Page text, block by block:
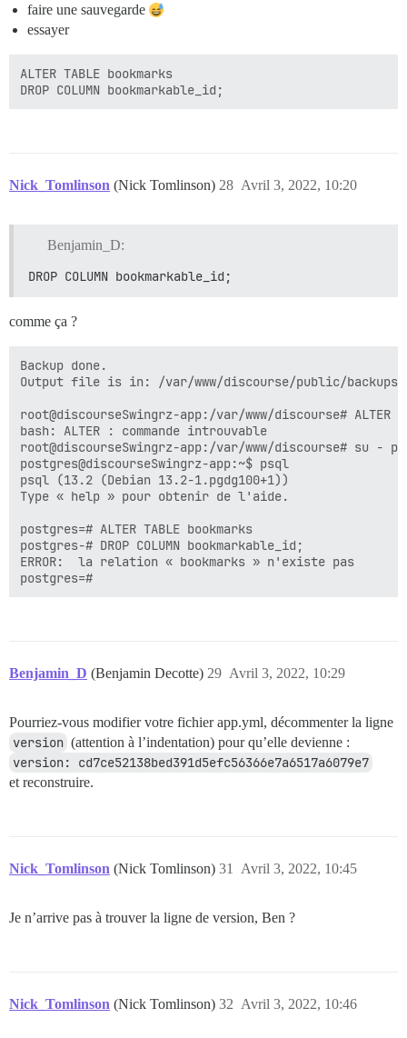
faire une sauvegarde
essayer
ALTER TABLE bookmarks
Nick_Tomlinson (Nick Tomlinson) Avril 3, 2022, 10:20
28
Benjamin_D:
DROP COLUMN bookmarkable_id;
comme ça ?
Backup done.
Output file is in: /var/www/discourse/public/backups/
root@discourseSwingrz-app:/var/www/discourse# ALTER
bash: ALTER : commande introuvable
root@discourseSwingrz-app:/var/www/discourse# su -
postgres@discourseSwingrz-app:~$ psql
psql (13.2 (Debian 13.2-1.pgdg100+1))
Type « help » pour obtenir de l'aide.
postgres=# ALTER TABLE bookmarks
postgres-# DROP COLUMN bookmarkable_id;
ERROR:  la relation « bookmarks » n'existe pas
Benjamin_D (Benjamin Decotte) Avril 3, 2022, 10:29
29
Pourriez-vous modifier votre fichier app.yml, décommenter la ligne
version (attention à l’indentation) pour qu’elle devienne :
version: cd7ce52138bed391d5efc56366e7a6517a6079e7
et reconstruire.
Nick_Tomlinson (Nick Tomlinson) Avril 3, 2022, 10:45
31
Je n’arrive pas à trouver la ligne de version, Ben ?
Nick_Tomlinson (Nick Tomlinson) Avril 3, 2022, 10:46
32